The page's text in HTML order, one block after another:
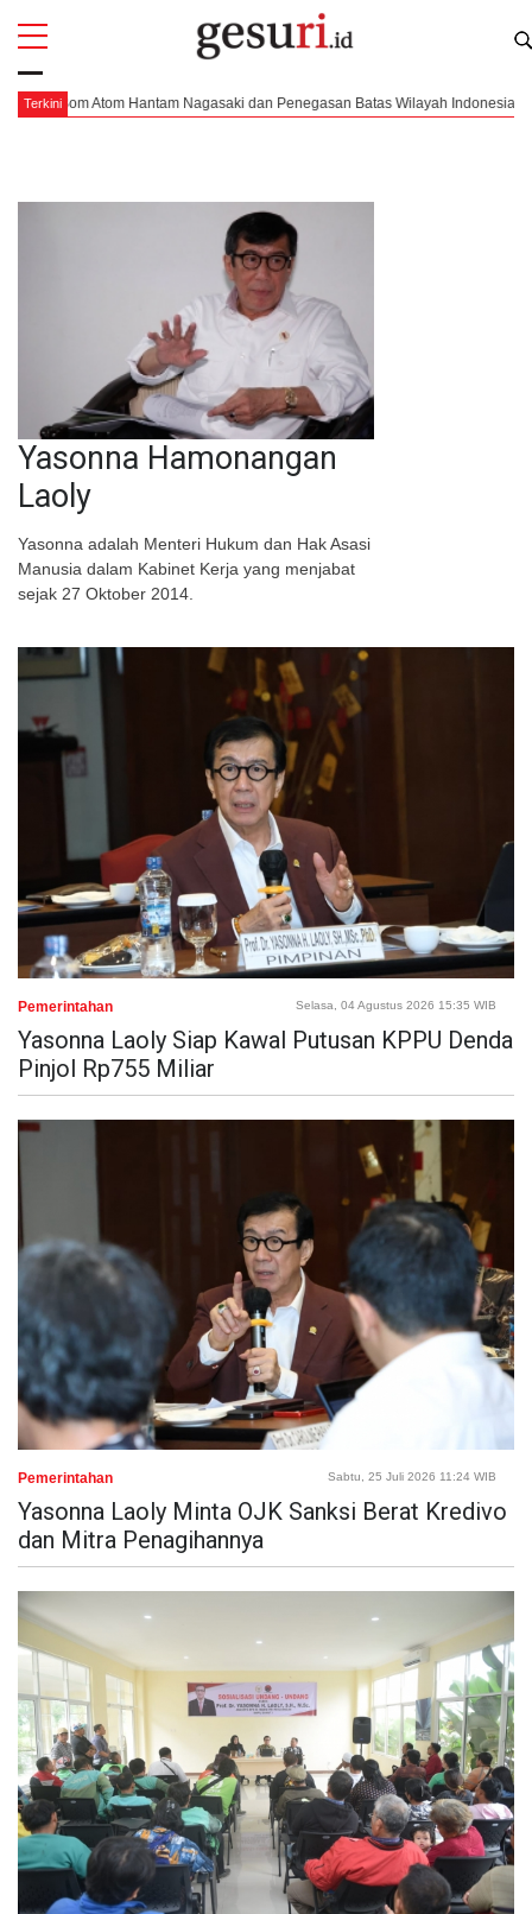
Terkinidan Penegasan Batas Wilayah Indonesia Pendaratan yang
Yasonna Hamonangan
Laoly
Yasonna adalah Menteri Hukum dan Hak Asasi
Manusia dalam Kabinet Kerja yang menjabat
sejak 27 Oktober 2014.
All
Pemerintahan Selasa, 04 Agustus 2026 15:35 WIB
Yasonna Laoly Siap Kawal Putusan KPPU Denda
Pinjol Rp755 Miliar
Pemerintahan Sabtu, 25 Juli 2026 11:24 WIB
Yasonna Laoly Minta OJK Sanksi Berat Kredivo
dan Mitra Penagihannya